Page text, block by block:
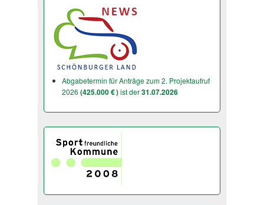
Abgabetermin für Anträge zum 2. Projektaufruf
2026 (425.000 € )ist der31.07.2026